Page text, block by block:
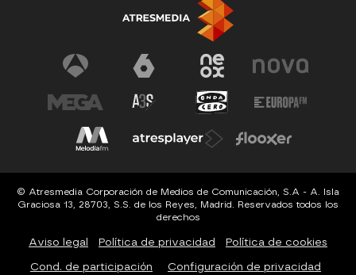
© Atresmedia Corporación de Medios de Comunicación, S.A - A. Isla
Graciosa 13, 28703, S.S. de los Reyes, Madrid. Reservados todos los
derechos
Aviso legal Política de privacidad Política de cookies
Cond. de participación Configuración de privacidad